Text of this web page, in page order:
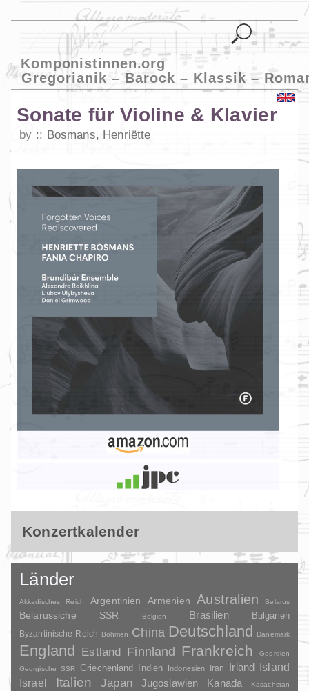
Komponistinnen.org
Gregorianik – Barock – Klassik –
Sonate für Violine & Klavier
by Bosmans, Henriëtte
Konzertkalender
Länder
Akkadisches Reich Argentinien Armenien Australien Belarus
Belarussiche SSR Belgien Brasilien Bulgarien
Byzantinische Reich Böhmen China Deutschland Dänemark
England Estland Finnland Frankreich
Georgien
Georgische SSR
Griechenland Indien Indonesien Iran Irland
Island
Israel
Italien Japan Jugoslawien Kanada Kasachstan